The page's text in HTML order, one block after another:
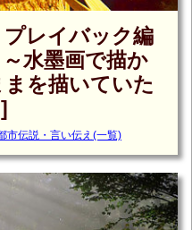
プレイバック編
水墨画で描か
を描いていた
市伝説・言い伝え(一覧)